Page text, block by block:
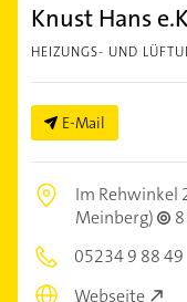
Knust Hans
HEIZUNGS- UND
E-Mail
Im Rehwinkel
Meinberg)
05234 9 88 49
Webseite